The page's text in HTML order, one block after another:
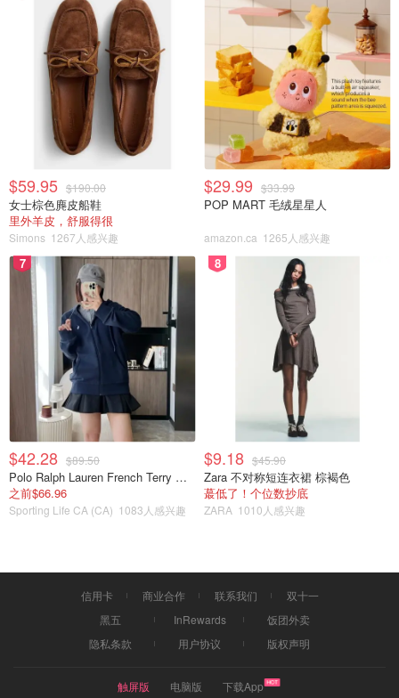
$59.95 $190.00
女士棕色麂皮船鞋
里外羊皮，舒服得很
Simons 1267人感兴趣
$29.99 $33.99
POP MART 毛绒星星人
amazon.ca 1265人感兴趣
7
$42.28 $89.50
Polo Ralph Lauren French Terry 女童连帽卫衣 7-16码
之前$66.96
Sporting Life CA (CA) 1083人感兴趣
8
$9.18 $45.90
Zara 不对称短连衣裙 棕褐色
蕞低了！个位数抄底
ZARA 1010人感兴趣
信用卡 商业合作 联系我们
双十一
黑五
InRewards
饭团外卖
隐私条款
用户协议 版权声明
触屏版 电脑版 下载App